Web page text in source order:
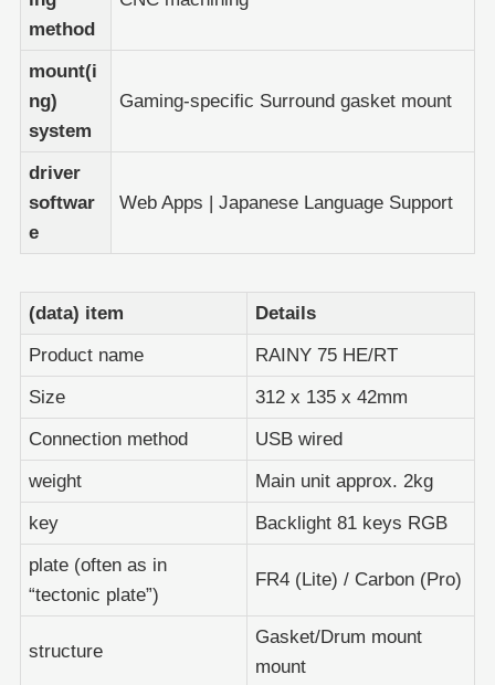
method
mount(i
ng)
system
Gaming-specific Surround gasket mount
driver
softwar
e
Web Apps | Japanese Language Support
(data) item
Details
Product name
RAINY 75 HE/RT
Size
312 x 135 x 42mm
Connection method
USB wired
weight
Main unit approx. 2kg
key
Backlight 81 keys RGB
plate (often as in
“tectonic plate”)
FR4 (Lite) / Carbon (Pro)
structure
Gasket/Drum mount
mount